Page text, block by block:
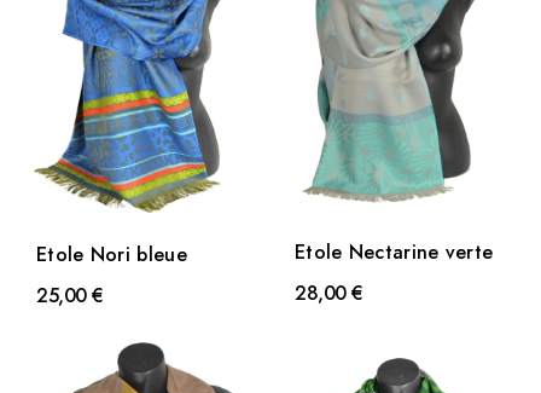
Etole Nori bleue
25,00 €
Etole Nectarine verte
28,00 €